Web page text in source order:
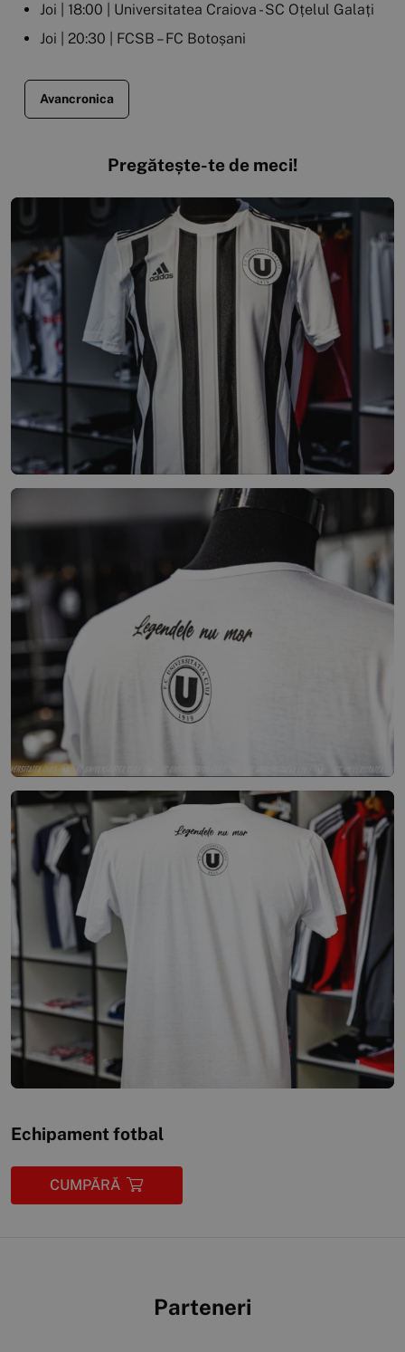
Joi | 18:00 | Universitatea Craiova - SC Oțelul Galați
Joi | 20:30 | FCSB – FC Botoșani
Avancronica
Pregătește-te de meci!
Echipament fotbal
CUMPĂRĂ
Parteneri